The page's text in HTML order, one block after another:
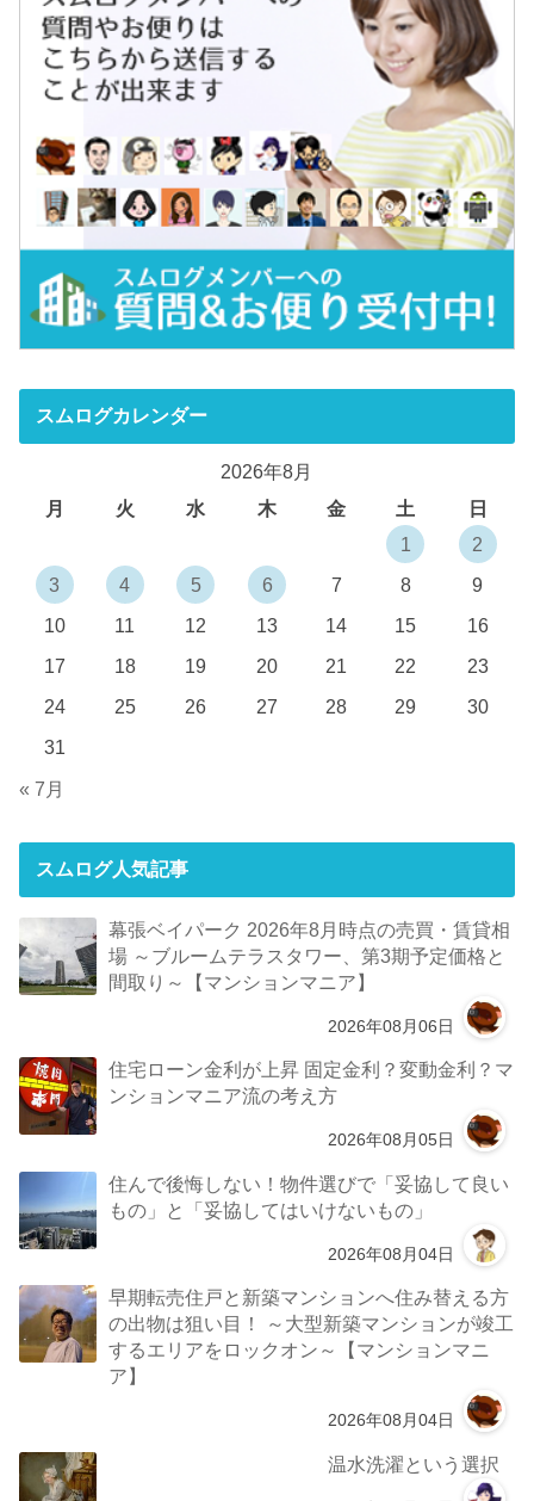
スムログカレンダー
2026年8月
月
火 水 木 金 土
日
1
2
3
4 5 6 7 8
9
10
11 12 13 14 15
16
17
18 19 20 21 22
23
24
25 26 27 28 29
30
31
« 7月
スムログ人気記事
幕張ベイパーク 2026年8月時点の売買・賃貸相
場 ～ブルームテラスタワー、第3期予定価格と
間取り～【マンションマニア】
2026年08月06日
住宅ローン金利が上昇 固定金利？変動金利？マ
ンションマニア流の考え方
2026年08月05日
住んで後悔しない！物件選びで「妥協して良い
もの」と「妥協してはいけないもの」
2026年08月04日
早期転売住戸と新築マンションへ住み替える方
の出物は狙い目！ ～大型新築マンションが竣工
するエリアをロックオン～【マンションマニ
ア】
2026年08月04日
温水洗濯という選択